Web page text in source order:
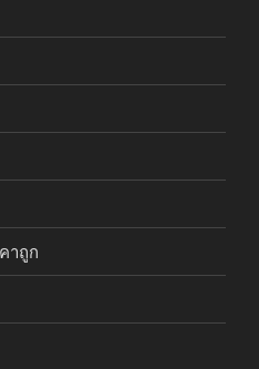
าถูก